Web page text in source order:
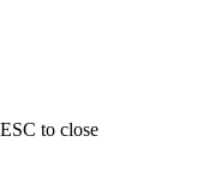
to close